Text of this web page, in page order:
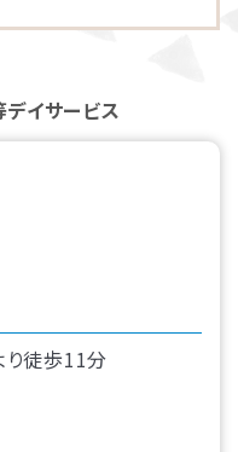
イサービス
り徒歩11分